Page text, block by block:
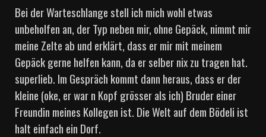
Bei der Warteschlange stell ich mich wohl etwas
unbeholfen an, der Typ neben mir, ohne Gepäck, nimmt mir
meine Zelte ab und erklärt, dass er mir mit meinem
Gepäck gerne helfen kann, da er selber nix zu tragen hat.
superlieb. Im Gespräch kommt dann heraus, dass er der
kleine (oke, er war n Kopf grösser als ich) Bruder einer
Freundin meines Kollegen ist. Die Welt auf dem Bödeli ist
halt einfach ein Dorf.